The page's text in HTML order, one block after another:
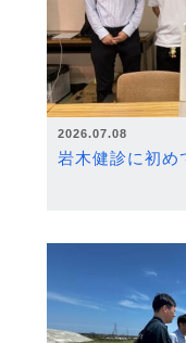
2026.07.08
岩木健診に初め